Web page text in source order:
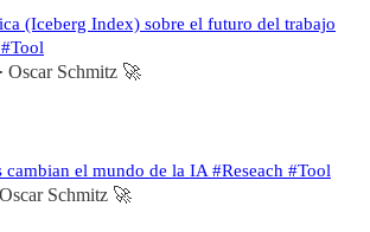
(Iceberg Index) sobre el futuro del trabajo
• Oscar Schmitz 🚀
cambian el mundo de la IA #Reseach #Tool
Oscar Schmitz 🚀